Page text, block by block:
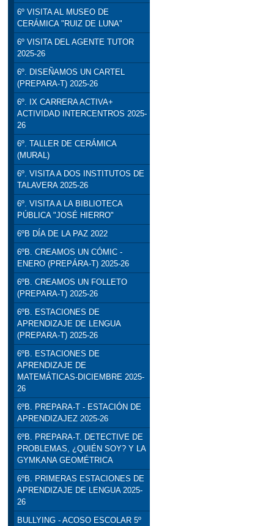
6º VISITA AL MUSEO DE
CERÁMICA "RUIZ DE LUNA"
6º VISITA DEL AGENTE TUTOR
2025-26
6º. DISEÑAMOS UN CARTEL
(PREPARA-T) 2025-26
6º. IX CARRERA ACTIVA+
ACTIVIDAD INTERCENTROS 2025-
26
6º. TALLER DE CERÁMICA
(MURAL)
6º. VISITA A DOS INSTITUTOS DE
TALAVERA 2025-26
6º. VISITA A LA BIBLIOTECA
PÚBLICA "JOSÉ HIERRO"
6ºB DÍA DE LA PAZ 2022
6ºB. CREAMOS UN CÓMIC -
ENERO (PREPÁRA-T) 2025-26
6ºB. CREAMOS UN FOLLETO
(PREPARA-T) 2025-26
6ºB. ESTACIONES DE
APRENDIZAJE DE LENGUA
(PREPARA-T) 2025-26
6ºB. ESTACIONES DE
APRENDIZAJE DE
MATEMÁTICAS-DICIEMBRE 2025-
26
6ºB. PREPARA-T - ESTACIÓN DE
APRENDIZAJEZ 2025-26
6ºB. PREPARA-T. DETECTIVE DE
PROBLEMAS, ¿QUIÉN SOY? Y LA
GYMKANA GEOMÉTRICA
6ºB. PRIMERAS ESTACIONES DE
APRENDIZAJE DE LENGUA 2025-
26
BULLYING - ACOSO ESCOLAR 5º